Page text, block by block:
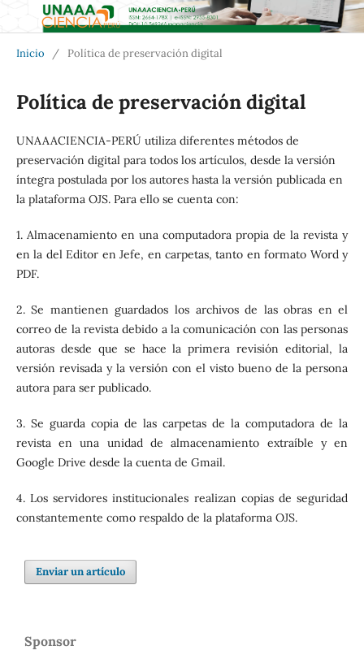
Inicio / Política de preservación digital
Política de preservación digital
UNAAACIENCIA-PERÚ utiliza diferentes métodos de
preservación digital para todos los artículos, desde la versión
íntegra postulada por los autores hasta la versión publicada en
la plataforma OJS. Para ello se cuenta con:
1. Almacenamiento en una computadora propia de la revista y
en la del Editor en Jefe, en carpetas, tanto en formato Word y
PDF.
2. Se mantienen guardados los archivos de las obras en el
correo de la revista debido a la comunicación con las personas
autoras desde que se hace la primera revisión editorial, la
versión revisada y la versión con el visto bueno de la persona
autora para ser publicado.
3. Se guarda copia de las carpetas de la computadora de la
revista en una unidad de almacenamiento extraíble y en
Google Drive desde la cuenta de Gmail.
4. Los servidores institucionales realizan copias de seguridad
constantemente como respaldo de la plataforma OJS.
Enviar un artículo
Sponsor